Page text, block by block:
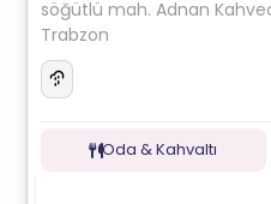
söğütlü mah. Adnan
Trabzon
Oda & Kahvaltı